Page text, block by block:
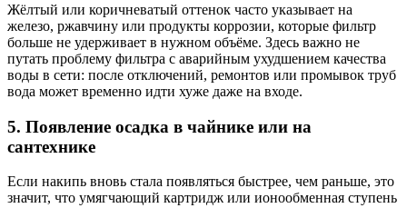
Жёлтый или коричневатый оттенок часто указывает на
железо, ржавчину или продукты коррозии, которые фильтр
больше не удерживает в нужном объёме. Здесь важно не
путать проблему фильтра с аварийным ухудшением качества
воды в сети: после отключений, ремонтов или промывок труб
вода может временно идти хуже даже на входе.
5. Появление осадка в чайнике или на
сантехнике
Если накипь вновь стала появляться быстрее, чем раньше, это
значит, что умягчающий картридж или ионообменная ступень